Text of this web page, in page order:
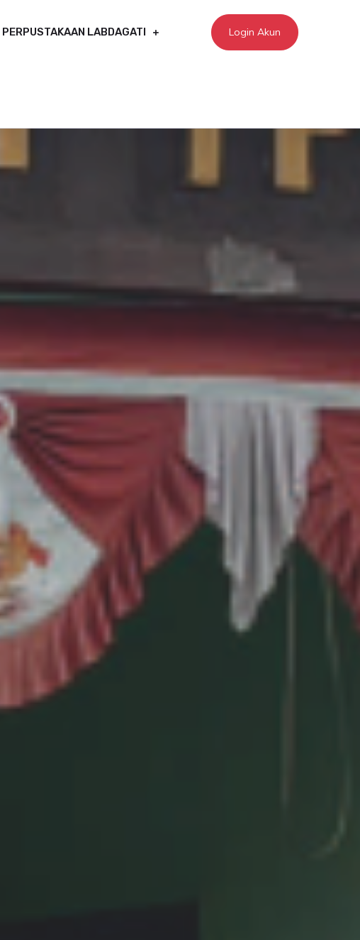
Login Akun
PERPUSTAKAAN LABDAGATI